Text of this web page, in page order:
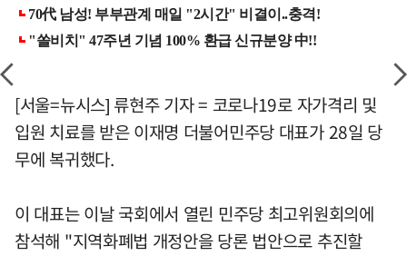
[서울=뉴시스] 류현주 기자 = 코로나19로 자가격리 및
입원 치료를 받은 이재명 더불어민주당 대표가 28일 당
무에 복귀했다.
이 대표는 이날 국회에서 열린 민주당 최고위원회의에
참석해 "지역화폐법 개정안을 당론 법안으로 추진할